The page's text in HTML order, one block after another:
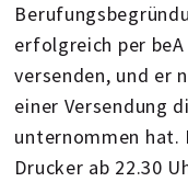
erfolgreich per
versenden, und er
einer Versendung
unternommen hat.
Drucker ab 22.30